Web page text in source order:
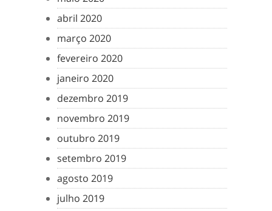
abril 2020
março 2020
fevereiro 2020
janeiro 2020
dezembro 2019
novembro 2019
outubro 2019
setembro 2019
agosto 2019
julho 2019